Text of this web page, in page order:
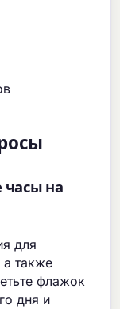
часы на
для
а также
флажок
дня и